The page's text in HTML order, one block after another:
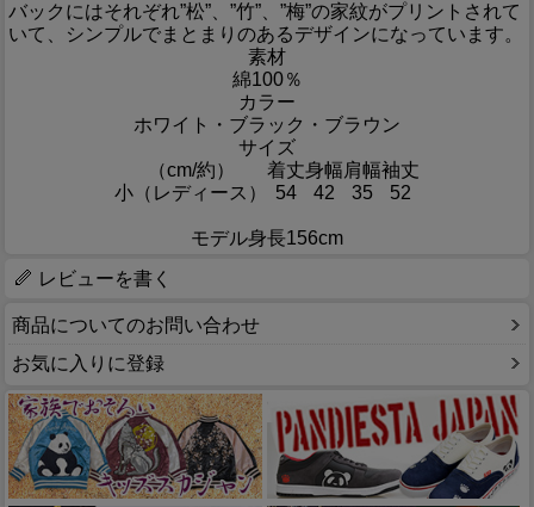
バックにはそれぞれ”松”、”竹”、”梅”の家紋がプリントされて
いて、シンプルでまとまりのあるデザインになっています。
素材
綿100％
カラー
ホワイト・ブラック・ブラウン
サイズ
（cm/約）
着丈身幅肩幅袖丈
小（レディース）
54 42 35 52
モデル身長156cm
レビューを書く
商品についてのお問い合わせ
お気に入りに登録